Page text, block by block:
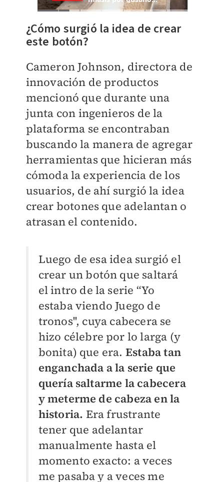
¿Cómo surgió la idea de crear
este botón?
Cameron Johnson, directora de
innovación de productos
mencionó que durante una
junta con ingenieros de la
plataforma se encontraban
buscando la manera de agregar
herramientas que hicieran más
cómoda la experiencia de los
usuarios, de ahí surgió la idea
crear botones que adelantan o
atrasan el contenido.
Luego de esa idea surgió el
crear un botón que saltará
el intro de la serie “Yo
estaba viendo Juego de
tronos'', cuya cabecera se
hizo célebre por lo larga (y
bonita) que era. Estaba tan
enganchada a la serie que
quería saltarme la cabecera
y meterme de cabeza en la
historia. Era frustrante
tener que adelantar
manualmente hasta el
momento exacto: a veces
me pasaba y a veces me